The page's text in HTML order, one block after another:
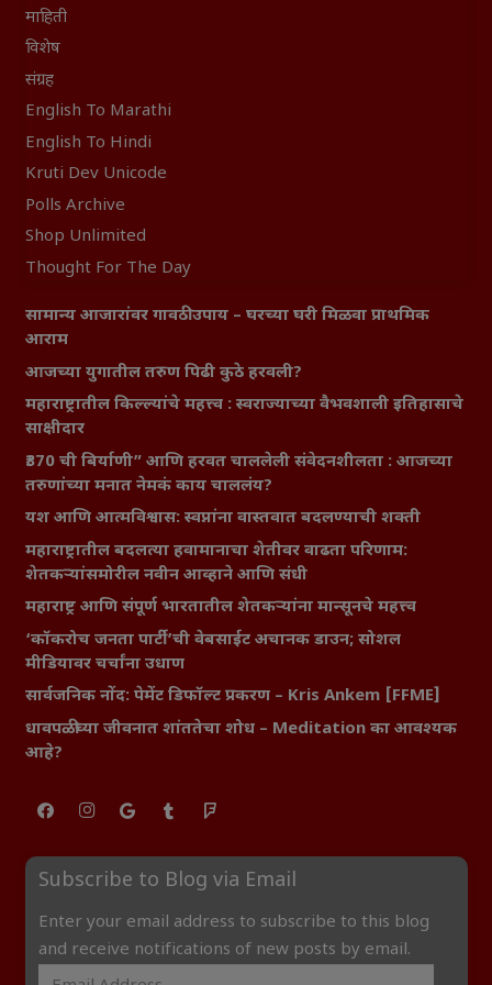
माहिती
विशेष
संग्रह
English To Marathi
English To Hindi
Kruti Dev Unicode
Polls Archive
Shop Unlimited
Thought For The Day
सामान्य आजारांवर गावठी उपाय – घरच्या घरी मिळवा प्राथमिक
आराम
आजच्या युगातील तरुण पिढी कुठे हरवली?
महाराष्ट्रातील किल्ल्यांचे महत्त्व : स्वराज्याच्या वैभवशाली इतिहासाचे
साक्षीदार
₹370 ची बिर्याणी” आणि हरवत चाललेली संवेदनशीलता : आजच्या
तरुणांच्या मनात नेमकं काय चाललंय?
यश आणि आत्मविश्वास: स्वप्नांना वास्तवात बदलण्याची शक्ती
महाराष्ट्रातील बदलत्या हवामानाचा शेतीवर वाढता परिणाम:
शेतकऱ्यांसमोरील नवीन आव्हाने आणि संधी
महाराष्ट्र आणि संपूर्ण भारतातील शेतकऱ्यांना मान्सूनचे महत्त्व
‘कॉकरोच जनता पार्टी’ची वेबसाईट अचानक डाउन; सोशल
मीडियावर चर्चांना उधाण
सार्वजनिक नोंद: पेमेंट डिफॉल्ट प्रकरण – Kris Ankem [FFME]
धावपळीच्या जीवनात शांततेचा शोध – Meditation का आवश्यक
आहे?
Subscribe to Blog via Email
Enter your email address to subscribe to this blog
and receive notifications of new posts by email.